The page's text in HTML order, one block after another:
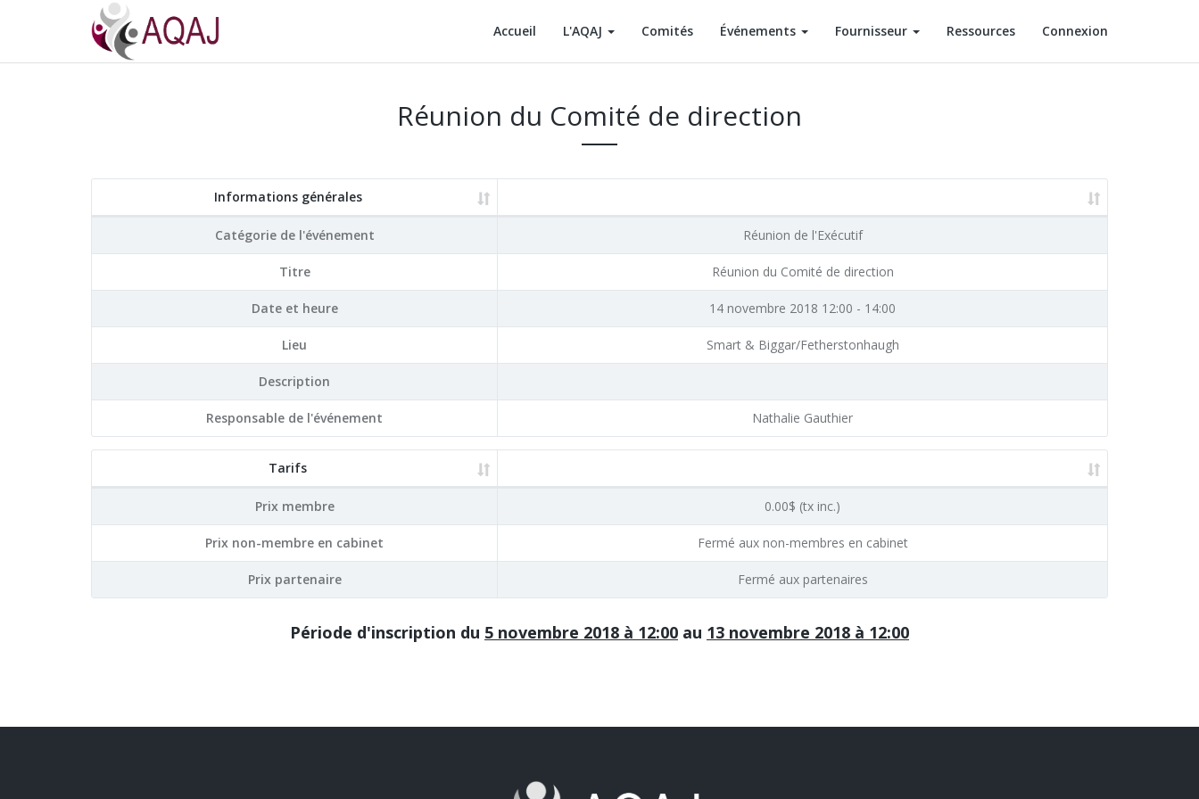
Accueil L'AQAJ Comités Événements Fournisseur Ressources Connexion
Réunion du Comité de direction
Informations générales
Catégorie de l'événement Réunion de l'Exécutif
Titre Réunion du Comité de direction
Date et heure 14 novembre 2018 12:00 - 14:00
Lieu Smart & Biggar/Fetherstonhaugh
Description
Responsable de l'événement Nathalie Gauthier
Tarifs
Prix membre 0.00$ (tx inc.)
Prix non-membre en cabinet Fermé aux non-membres en cabinet
Prix partenaire Fermé aux partenaires
Période d'inscription du 5 novembre 2018 à 12:00 au 13 novembre 2018 à 12:00